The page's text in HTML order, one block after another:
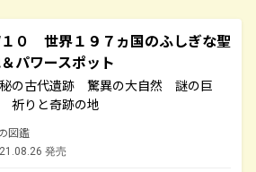
０ 世界１９７ヵ国のふしぎな聖
パワースポット
の古代遺跡 驚異の大自然 謎の巨
祈りと奇跡の地
図鑑
発売